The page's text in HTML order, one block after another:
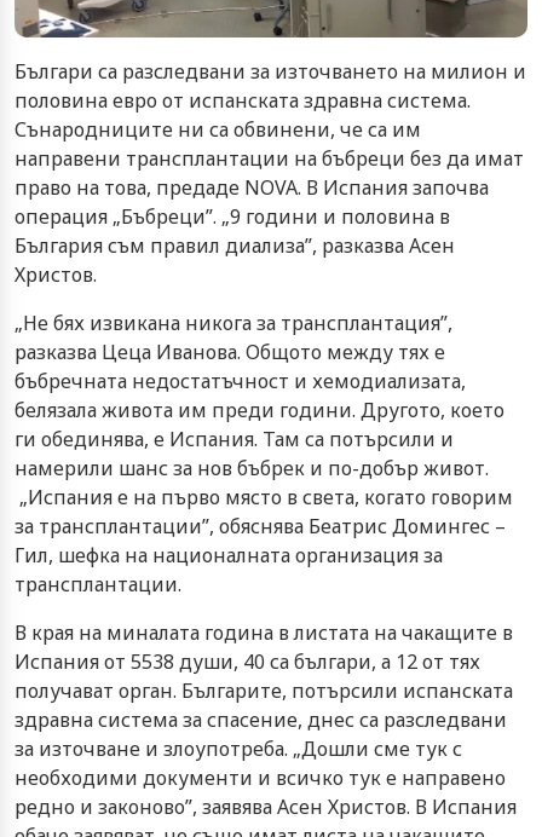
Българи са разследвани за източването на милион и
половина евро от испанската здравна система.
Сънародниците ни са обвинени, че са им
направени трансплантации на бъбреци без да имат
право на това, предаде NOVA. В Испания започва
операция „Бъбреци”. „9 години и половина в
България съм правил диализа”, разказва Асен
Христов.
„Не бях извикана никога за трансплантация”,
разказва Цеца Иванова. Общото между тях е
бъбречната недостатъчност и хемодиализата,
белязала живота им преди години. Другото, което
ги обединява, е Испания. Там са потърсили и
намерили шанс за нов бъбрек и по-добър живот.
„Испания е на първо място в света, когато говорим
за трансплантации”, обяснява Беатрис Домингес –
Гил, шефка на националната организация за
трансплантации.
В края на миналата година в листата на чакащите в
Испания от 5538 души, 40 са българи, а 12 от тях
получават орган. Българите, потърсили испанската
здравна система за спасение, днес са разследвани
за източване и злоупотреба. „Дошли сме тук с
необходими документи и всичко тук е направено
редно и законово”, заявява Асен Христов. В Испания